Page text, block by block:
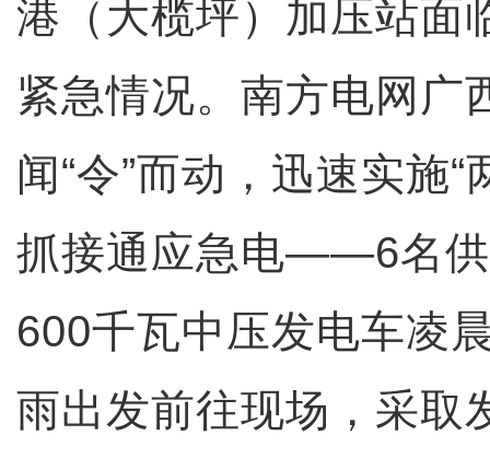
港（大榄坪）加压站面
紧急情况。南方电网广
闻“令”而动，迅速实施
抓接通应急电——6名
600千瓦中压发电车凌
雨出发前往现场，采取